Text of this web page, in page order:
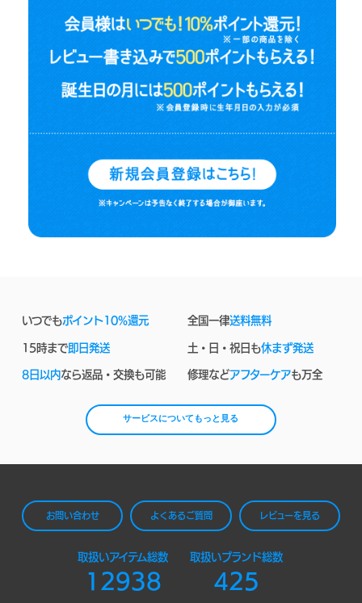
いつでもポイント10%還元 全国一律送料無料
15時まで即日発送 土・日・祝日も休まず発送
8日以内なら返品・交換も可能 修理などアフターケアも万全
サービスについてもっと見る
お問い合わせ よくあるご質問 レビューを見る
取扱いアイテム総数
12938
取扱いブランド総数
425